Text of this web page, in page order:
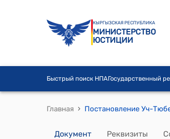
КЫРГЫЗСКАЯ РЕСПУБЛИКА
МИНИСТЕРСТВО
ЮСТИЦИИ
Быстрый поиск НПАГосударственный
Главная ›
Документ Реквизиты